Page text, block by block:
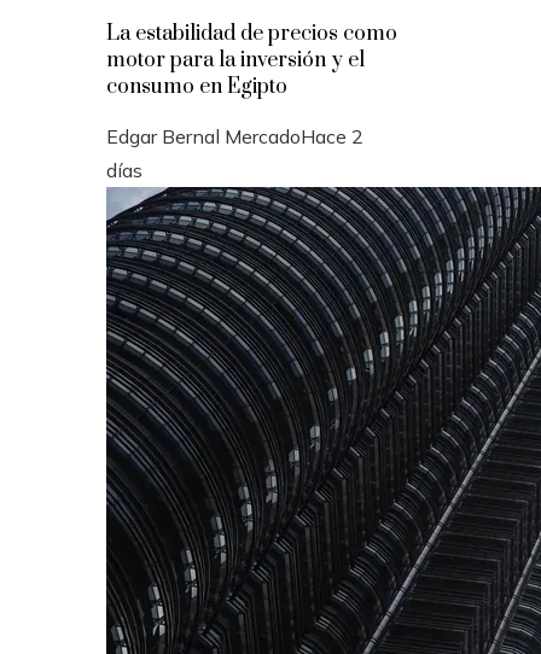
La estabilidad de precios como
motor para la inversión y el
consumo en Egipto
Edgar Bernal MercadoHace 2
días